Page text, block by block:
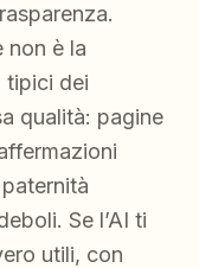
non è la
tipici dei
qualità: pagine
Se l’AI ti
utili, con